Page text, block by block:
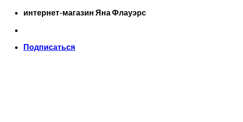
Skip
content
интернет-магазин Яна Флауэрс
Подписаться